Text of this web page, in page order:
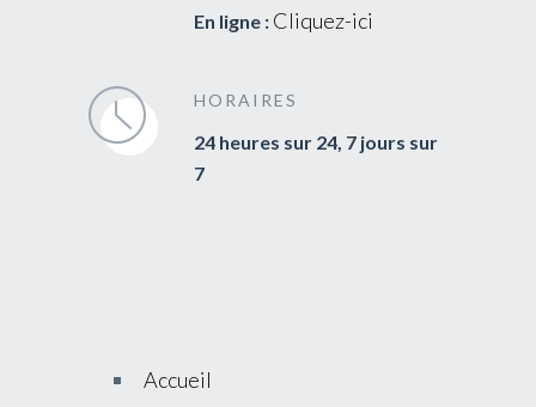
En ligne : Cliquez-ici
HORAIRES
24 heures sur 24, 7 jours sur
7
Accueil